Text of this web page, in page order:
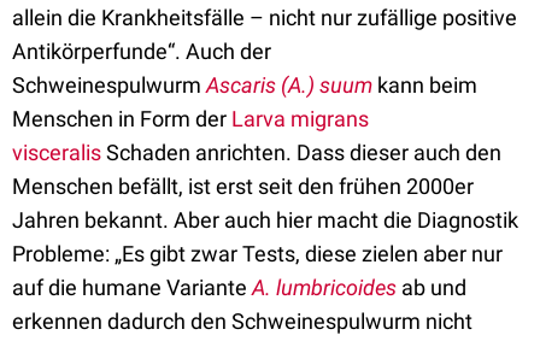
allein die Krankheitsfälle – nicht nur zufällige positive
Antikörperfunde“. Auch der
Schweinespulwurm Ascaris (A.) suum kann beim
Menschen in Form der Larva migrans
visceralisSchaden anrichten. Dass dieser auch den
Menschen befällt, ist erst seit den frühen 2000er
Jahren bekannt. Aber auch hier macht die Diagnostik
Probleme: „Es gibt zwar Tests, diese zielen aber nur
auf die humane Variante A. lumbricoides ab und
erkennen dadurch den Schweinespulwurm nicht